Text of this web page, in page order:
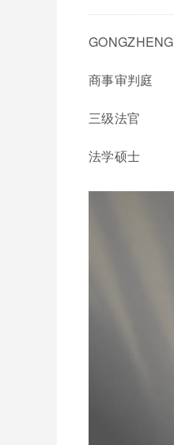
GONGZHENG
商事审判庭
三级法官
法学硕士